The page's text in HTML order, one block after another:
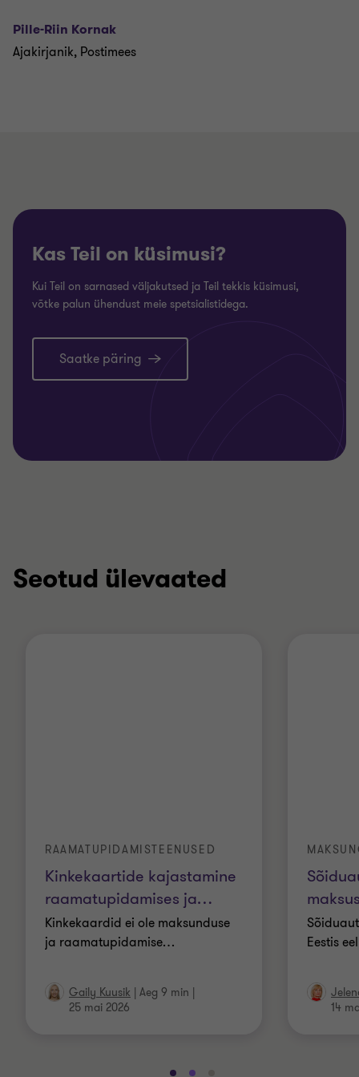
Pille-Riin Kornak
Ajakirjanik, Postimees
Kas Teil on küsimusi?
Kui Teil on sarnased väljakutsed ja Teil tekkis küsimusi,
võtke palun ühendust meie spetsialistidega.
Saatke päring
Seotud ülevaated
Kinkekaartide kajastamine
raamatupidamises ja…
RAAMATUPIDAMISTEENUSED
Kinkekaardid ei ole maksunduse
ja raamatupidamise…
Gaily Kuusik Aeg 9 min
25 mai 2026
Eestis
14